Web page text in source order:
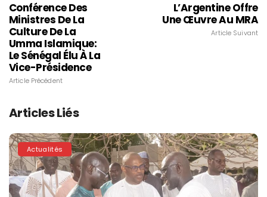
Conférence Des
Ministres De La
Culture De La
Umma Islamique:
Le Sénégal Élu À La
Vice-Présidence
Article Précédent
L’Argentine Offre
Une Œuvre Au MRA
Article Suivant
Articles Liés
Actualités